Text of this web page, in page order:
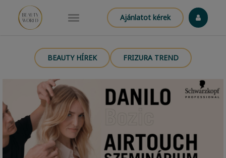
Ajánlatot kérek
BEAUTY HÍREK FRIZURA TREND